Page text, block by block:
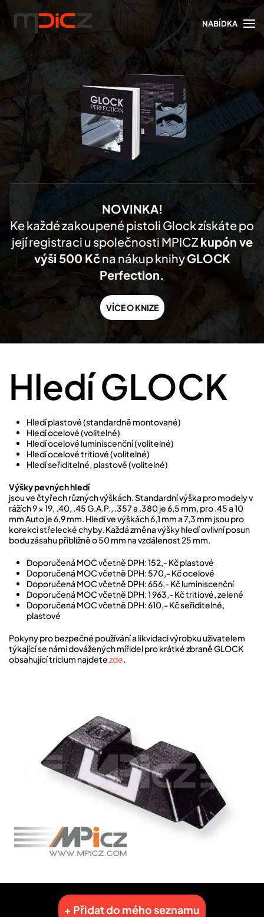
Skip to main content
NABÍDKA
NOVINKA!
Ke každé zakoupené pistoli Glock získáte po
její registraci u společnosti MPICZkupón ve
výši 500 Kčna nákup knihyGLOCK
Perfection.
VÍCE O KNIZE
Hledí GLOCK
Hledí plastové (standardně montované)
Hledí ocelové (volitelné)
Hledí ocelové luminiscenční (volitelné)
Hledí ocelové tritiové (volitelné)
Hledí seřiditelné, plastové (volitelné)
Výšky pevných hledí
jsou ve čtyřech různých výškách. Standardní výška pro modely v
rážích 9 × 19, .40, .45 G.A.P., .357 a .380 je 6,5 mm, pro .45 a 10
mm Auto je 6,9 mm. Hledí ve výškách 6,1 mm a 7,3 mm jsou pro
korekci střelecké chyby. Každá změna výšky hledí ovlivní posun
bodu zásahu přibližně o 50 mm na vzdálenost 25 mm.
Doporučená MOC včetně DPH: 152,- Kč plastové
Doporučená MOC včetně DPH: 570,- Kč ocelové
Doporučená MOC včetně DPH: 656,- Kč luminiscenční
Doporučená MOC včetně DPH: 1 963,- Kč tritiové, zelené
Doporučená MOC včetně DPH: 610,- Kč seřiditelné,
plastové
Pokyny pro bezpečné používání a likvidaci výrobku uživatelem
týkající se námi dovážených mířidel pro krátké zbraně GLOCK
obsahující tricium najdetezde.
+ Přidat do mého seznamu